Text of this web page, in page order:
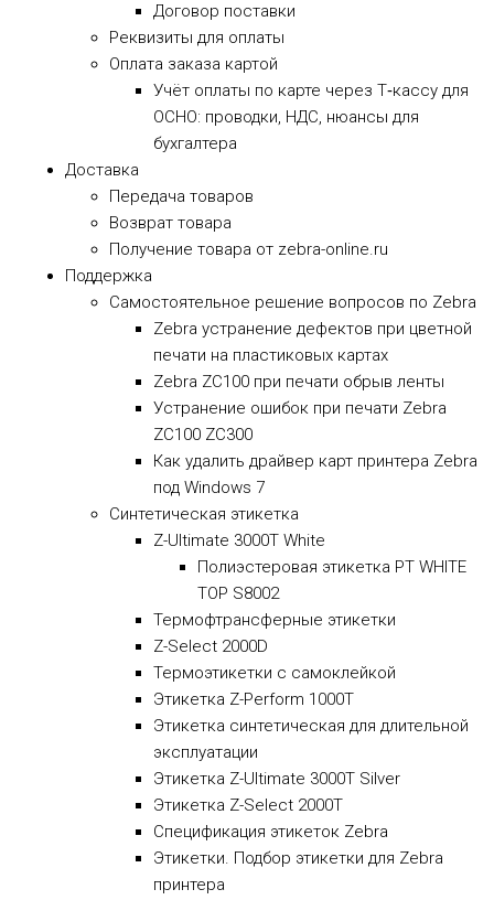
Договор поставки
Реквизиты для оплаты
Оплата заказа картой
Учёт оплаты по карте через Т‑кассу для
ОСНО: проводки, НДС, нюансы для
бухгалтера
Доставка
Передача товаров
Возврат товара
Получение товара от zebra-online.ru
Поддержка
Самостоятельное решение вопросов по Zebra
Zebra устранение дефектов при цветной
печати на пластиковых картах
Zebra ZC100 при печати обрыв ленты
Устранение ошибок при печати Zebra
ZC100 ZC300
Как удалить драйвер карт принтера Zebra
под Windows 7
Синтетическая этикетка
Z-Ultimate 3000T White
Полиэстеровая этикетка PT WHITE
TOP S8002
Термофтрансферные этикетки
Z-Select 2000D
Термоэтикетки с самоклейкой
Этикетка Z-Perform 1000T
Этикетка синтетическая для длительной
эксплуатации
Этикетка Z-Ultimate 3000T Silver
Этикетка Z-Select 2000T
Спецификация этикеток Zebra
Этикетки. Подбор этикетки для Zebra
принтера